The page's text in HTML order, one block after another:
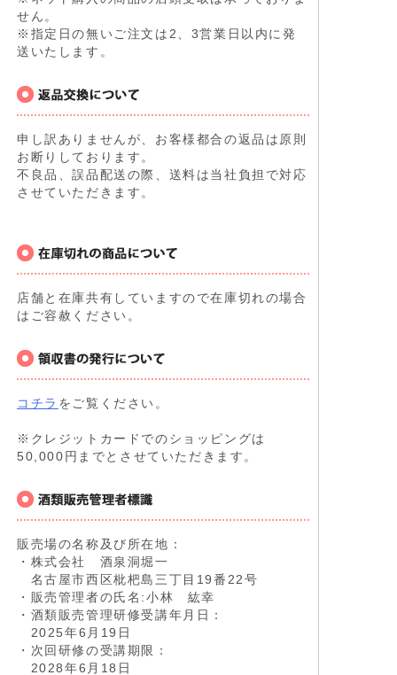
せん。
※指定日の無いご注文は2、3営業日以内に発
送いたします。
申し訳ありませんが、お客様都合の返品は原則
お断りしております。
不良品、誤品配送の際、送料は当社負担で対応
させていただきます。
店舗と在庫共有していますので在庫切れの場合
はご容赦ください。
コチラ をご覧ください。
※クレジットカードでのショッピングは
50,000円までとさせていただきます。
販売場の名称及び所在地：
・株式会社 酒泉洞堀一
名古屋市西区枇杷島三丁目19番22号
・販売管理者の氏名:小林 紘幸
・酒類販売管理研修受講年月日：
2025年6月19日
・次回研修の受講期限：
2028年6月18日